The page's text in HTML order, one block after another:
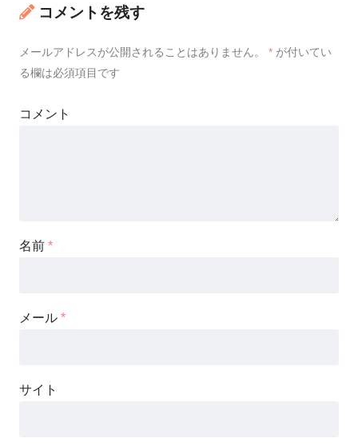
コメントを残す
メールアドレスが公開されることはありません。 * が付いてい
る欄は必須項目です
コメント
名前 *
メール *
サイト